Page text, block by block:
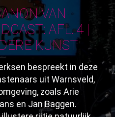
VAN
AFL. 4 |
KUNST
bespreekt in deze
uit Warnsveld,
zoals Arie
en Jan Baggen.